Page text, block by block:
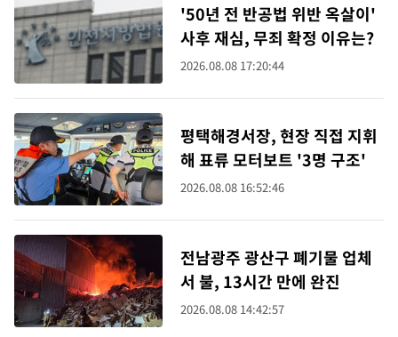
'50년 전 반공법 위반 옥살이'
사후 재심, 무죄 확정 이유는?
2026.08.08 17:20:44
평택해경서장, 현장 직접 지휘
해 표류 모터보트 '3명 구조'
2026.08.08 16:52:46
전남광주 광산구 폐기물 업체
서 불, 13시간 만에 완진
2026.08.08 14:42:57